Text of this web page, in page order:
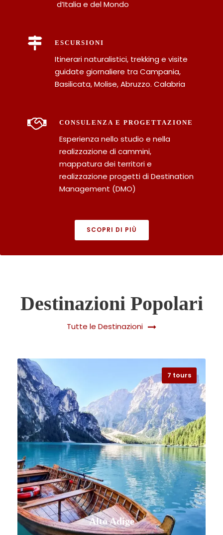
d’Italia e del Mondo
ESCURSIONI
Itinerari naturalistici, trekking e visite
guidate giornaliere tra Campania,
Basilicata, Molise, Abruzzo. Calabria
CONSULENZA E PROGETTAZIONE
Esperienza nello studio e nella
realizzazione di cammini,
mappatura dei territori e
realizzazione progetti di Destination
Management (DMO)
SCOPRI DI PIÙ
Destinazioni Popolari
Tutte le Destinazioni
7 tours
Alto Adige